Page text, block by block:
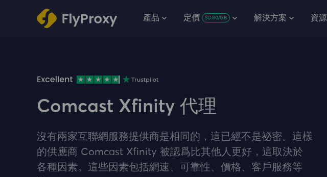
產品 定價 $0.80/GB 解決方案 資源
Comcast Xfinity 代理
沒有兩家互聯網服務提供商是相同的，這已經不是祕密。這樣
的供應商 Comcast Xfinity 被認爲比其他人更好，這取決於
各種因素。這些因素包括網速、可靠性、價格、客戶服務等